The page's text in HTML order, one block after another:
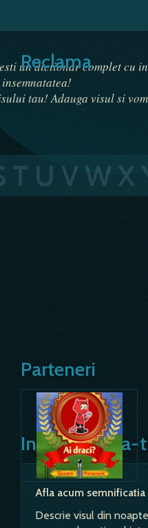
un dictionar complet cu
tau! Adauga visul si
T U VW X
Interpreteaza-
Afla acum semnificatia
Descrie visul din
Reclama
Parteneri